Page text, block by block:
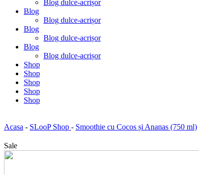
Blog dulce-acrișor
Blog
Blog dulce-acrișor
Blog
Blog dulce-acrișor
Blog
Blog dulce-acrișor
Shop
Shop
Shop
Shop
Shop
Acasa - SLooP Shop - Smoothie cu Cocos și Ananas (750 ml)
Sale